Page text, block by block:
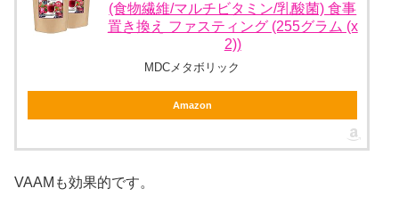
(食物繊維/マルチビタミン/乳酸菌) 食事
置き換え ファスティング (255グラム (x
2))
MDCメタボリック
Amazon
VAAMも効果的です。